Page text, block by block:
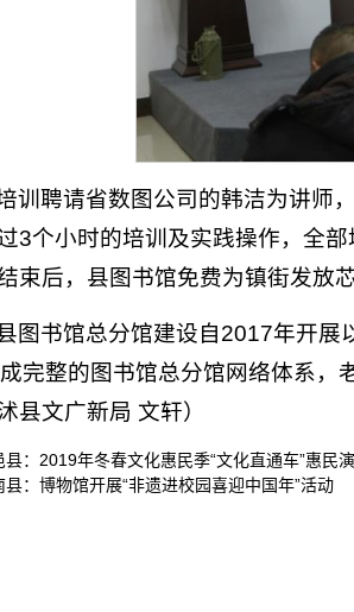
训聘请省数图公司的韩洁为讲师
3个小时的培训及实践操作，全
束后，县图书馆免费为镇街发放
图书馆总分馆建设自2017年开
完整的图书馆总分馆网络体系，
县文广新局 文轩）
县：2019年冬春文化惠民季“文化直通车”惠民
县：博物馆开展“非遗进校园喜迎中国年”活动